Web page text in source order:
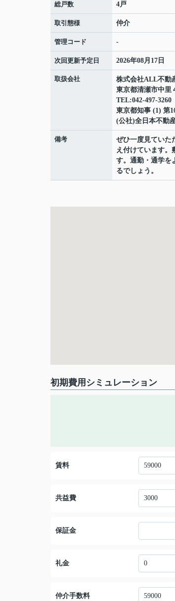
総戸数 4戸
取引態様 仲介
管理コード -
次回更新予定日 2026年08月17日
取扱会社
株式会社ALL不
東京都清瀬市中里
TEL:042-497-3260
東京都知事 (1) 第
(公社)全日本不動
備考
ぜひ一度見ていた
え付けています。
す。通勤・通学を
るでしょう。
初期費用シミュレーション
賃料
共益費
保証金
礼金
仲介手数料